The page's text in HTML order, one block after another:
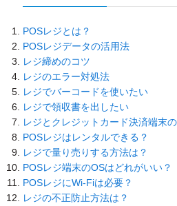
POSレジとは？
POSレジデータの活用法
レジ締めのコツ
レジのエラー対処法
レジでバーコードを使いたい
レジで領収書を出したい
レジとクレジットカード決済端末
POSレジはレンタルできる？
レジで量り売りする方法は？
POSレジ端末のOSはどれがいい？
POSレジにWi-Fiは必要？
レジの不正防止方法は？